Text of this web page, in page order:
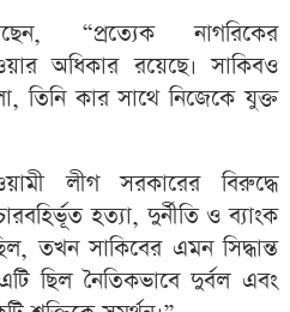
“প্রত্যেক নাগরিকের
অধিকার রয়েছে। সাকিবও
তিনি কার সাথে নিজেকে যুক্ত
লীগ সরকারের বিরুদ্ধে
হত্যা, দুর্নীতি ও ব্যাংক
তখন সাকিবের এমন সিদ্ধান্ত
ছিল নৈতিকভাবে দুর্বল এবং